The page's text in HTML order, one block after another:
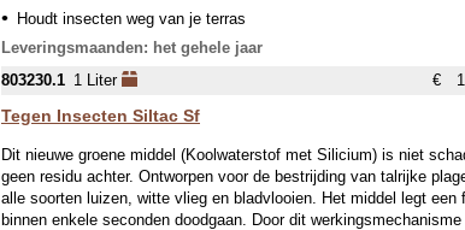
Houdt insecten weg van je terras
Ecologisch, natuurlijke kruiden
Krachtige geuren komen vrij
Ben je opzoek naar een ecologische oplossing om muggen en
Gel hoef je alleen in een schaaltje te doen, te laten verdampen
basis van sterk geurende kruiden houdt veel vliegende
maar helemaal niet storend voor jou of je gezelschap. Ideaal
zomeravond op het terras...! Alleen voor buitengebruik.
Leveringsmaanden: het gehele jaar
803230.1 1 Liter €
Tegen Insecten Siltac Sf
Dit nieuwe groene middel (Koolwaterstof met Silicium) is niet
geen residu achter. Ontworpen voor de bestrijding van talrijke
alle soorten luizen, witte vlieg en bladvlooien. Het middel legt een
binnen enkele seconden doodgaan. Door dit